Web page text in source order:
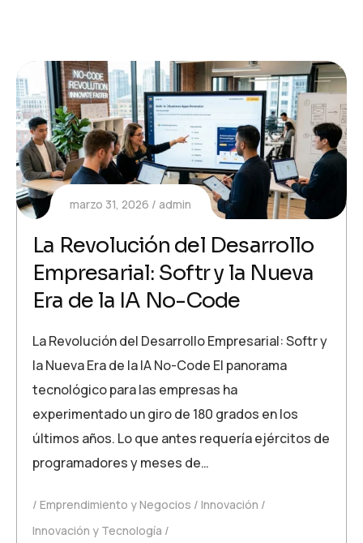
marzo 31, 2026 admin
La Revolución del Desarrollo
Empresarial: Softr y la Nueva
Era de la IA No-Code
La Revolución del Desarrollo Empresarial: Softr y
la Nueva Era de la IA No-Code El panorama
tecnológico para las empresas ha
experimentado un giro de 180 grados en los
últimos años. Lo que antes requería ejércitos de
programadores y meses de…
Emprendimiento y Negocios
Innovación
Innovación y Tecnología